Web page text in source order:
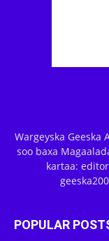
Wargeyska Geeska
soo baxa
kartaa:
POPULAR